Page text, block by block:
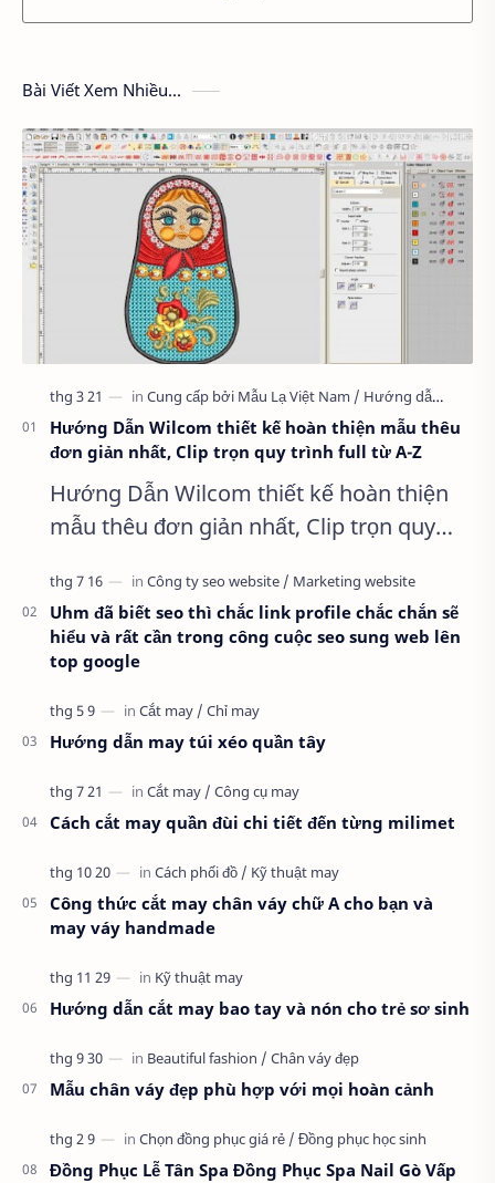
Bài Viết Xem Nhiều...
Hướng Dẫn Wilcom thiết kế hoàn thiện mẫu thêu
đơn giản nhất, Clip trọn quy trình full từ A-Z
Hướng Dẫn Wilcom thiết kế hoàn thiện
mẫu thêu đơn giản nhất, Clip trọn quy
thuật mới vào nghề, clip thực hành t…
Uhm đã biết seo thì chắc link profile chắc chắn sẽ
hiểu và rất cần trong công cuộc seo sung web lên
top google
Hướng dẫn may túi xéo quần tây
Cách cắt may quần đùi chi tiết đến từng milimet
Công thức cắt may chân váy chữ A cho bạn và
may váy handmade
Hướng dẫn cắt may bao tay và nón cho trẻ sơ sinh
Mẫu chân váy đẹp phù hợp với mọi hoàn cảnh
Đồng Phục Lễ Tân Spa Đồng Phục Spa Nail Gò Vấp